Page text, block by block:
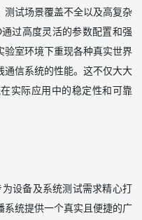
测试场景覆盖不全以及高复杂
通过高度灵活的参数配置和强
室环境下重现各种真实世界
通信系统的性能。这不仅大大
实际应用中的稳定性和可靠
设备及系统测试需求精心打
统提供一个真实且便捷的广